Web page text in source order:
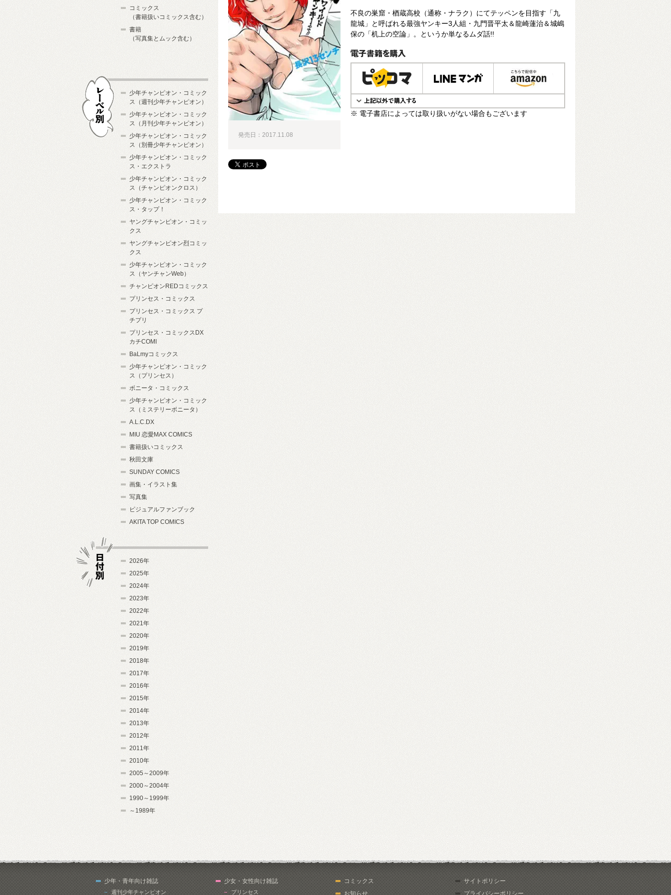
不良の巣窟・楢蔵高校（通称・ナラク）にてテッペンを目指す「九
龍城」と呼ばれる最強ヤンキー3人組・九門晋平太＆龍崎蓮治＆城嶋
保の「机上の空論」。というか単なるムダ話!!
電子書籍で購入
※ 電子書店によっては取り扱いがない場合もございます
発売日：2017.11.08
コミックス
（書籍扱いコミックス含む）
書籍
（写真集とムック含む）
少年チャンピオン・コミック
ス（週刊少年チャンピオン）
少年チャンピオン・コミック
ス（月刊少年チャンピオン）
少年チャンピオン・コミック
ス（別冊少年チャンピオン）
少年チャンピオン・コミック
ス・エクストラ
少年チャンピオン・コミック
ス（チャンピオンクロス）
少年チャンピオン・コミック
ス・タップ！
ヤングチャンピオン・コミッ
クス
ヤングチャンピオン烈コミッ
クス
少年チャンピオン・コミック
ス（ヤンチャンWeb）
チャンピオンREDコミックス
プリンセス・コミックス
プリンセス・コミックス プ
チプリ
プリンセス・コミックスDX
カチCOMI
BaLmyコミックス
少年チャンピオン・コミック
ス（プリンセス）
ボニータ・コミックス
少年チャンピオン・コミック
ス（ミステリーボニータ）
A.L.C.DX
MIU 恋愛MAX COMICS
書籍扱いコミックス
秋田文庫
SUNDAY COMICS
画集・イラスト集
写真集
ビジュアルファンブック
AKITA TOP COMICS
2026年
2025年
2024年
2023年
2022年
2021年
2020年
2019年
2018年
2017年
2016年
2015年
2014年
2013年
2012年
2011年
2010年
2005～2009年
2000～2004年
1990～1999年
～1989年
少年・青年向け雑誌
週刊少年チャンピオン
少女・女性向け雑誌
プリンセス
コミックス
お知らせ
サイトポリシー
プライバシーポリシー